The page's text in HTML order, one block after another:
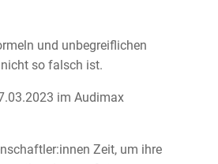
und unbegreiflichen
so falsch ist.
im Audimax
Zeit, um ihre